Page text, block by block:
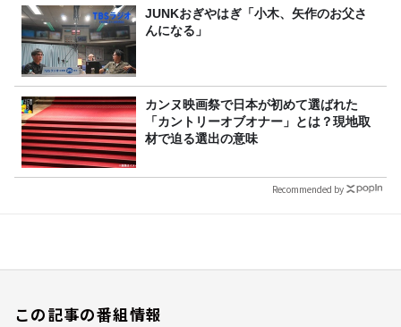
JUNKおぎやはぎ「小木、矢作のお父さ
んになる」
カンヌ映画祭で日本が初めて選ばれた
「カントリーオブオナー」とは？現地取
材で迫る選出の意味
Recommended by
この記事の番組情報